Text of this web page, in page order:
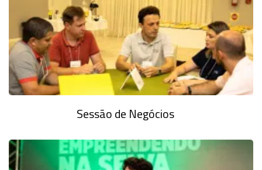
Sessão de Negócios